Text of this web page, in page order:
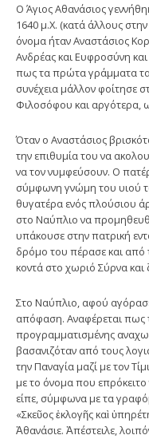
Ο Άγιος Αθανάσιος
1640 μ.Χ. (κατά άλλους
όνομα ήταν Αναστάσιος
Ανδρέας και Ευφροσύνη
πως τα πρώτα γράμματα τα
συνέχεια μάλλον φοίτησε
Φιλοσόφου και αργότερα,
Όταν ο Αναστάσιος
την επιθυμία του να
να τον νυμφεύσουν. Ο
σύμφωνη γνώμη του υιού
θυγατέρα ενός πλούσιου
στο Ναύπλιο να
υπάκουσε στην πατρική
δρόμο του πέρασε και από
κοντά στο χωριό Σύρνα και
Στο Ναύπλιο, αφού
απόφαση. Αναφέρεται πως
προγραμματισμένης
βασανιζόταν από τους
την Παναγία μαζί με τον
με το όνομα που
είπε, σύμφωνα με τα
«Σκεῦος ἐκλογῆς καὶ
Ἀθανάσιε. Ἀπέστειλε,